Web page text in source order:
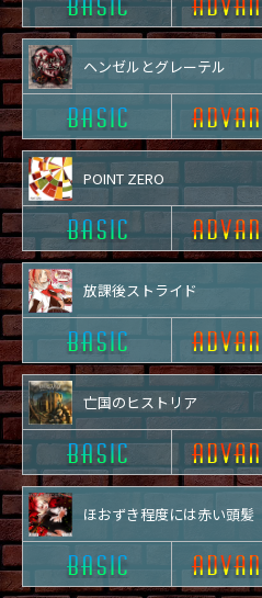
ヘンゼルとグレーテル
POINT ZERO
放課後ストライド
亡国のヒストリア
ほおずき程度には赤い頭髪